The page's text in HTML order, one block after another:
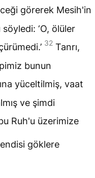
görerek Mesih'in
‘O, ölüler
32 Tanrı,
bunun
yüceltilmiş, vaat
ve şimdi
Ruh'u üzerimize
göklere